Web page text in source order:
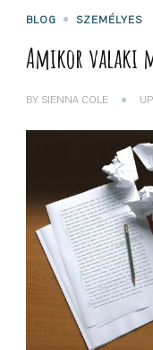
BLOG SZEMÉLYES
Amikor valaki
BY SIENNA COLE